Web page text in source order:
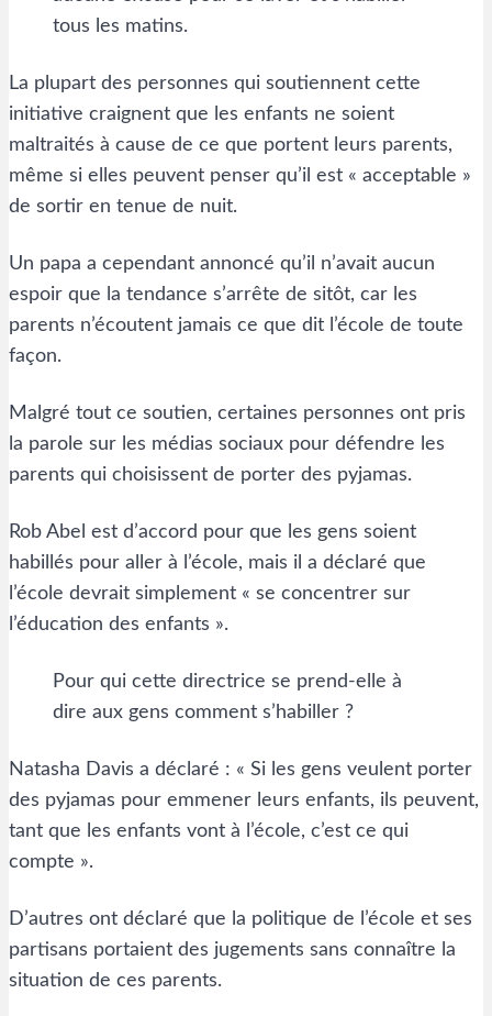
tous les matins.
La plupart des personnes qui soutiennent cette
initiative craignent que les enfants ne soient
maltraités à cause de ce que portent leurs parents,
même si elles peuvent penser qu’il est « acceptable »
de sortir en tenue de nuit.
Un papa a cependant annoncé qu’il n’avait aucun
espoir que la tendance s’arrête de sitôt, car les
parents n’écoutent jamais ce que dit l’école de toute
façon.
Malgré tout ce soutien, certaines personnes ont pris
la parole sur les médias sociaux pour défendre les
parents qui choisissent de porter des pyjamas.
Rob Abel est d’accord pour que les gens soient
habillés pour aller à l’école, mais il a déclaré que
l’école devrait simplement « se concentrer sur
l’éducation des enfants ».
Pour qui cette directrice se prend-elle à
dire aux gens comment s’habiller ?
Natasha Davis a déclaré : « Si les gens veulent porter
des pyjamas pour emmener leurs enfants, ils peuvent,
tant que les enfants vont à l’école, c’est ce qui
compte ».
D’autres ont déclaré que la politique de l’école et ses
partisans portaient des jugements sans connaître la
situation de ces parents.